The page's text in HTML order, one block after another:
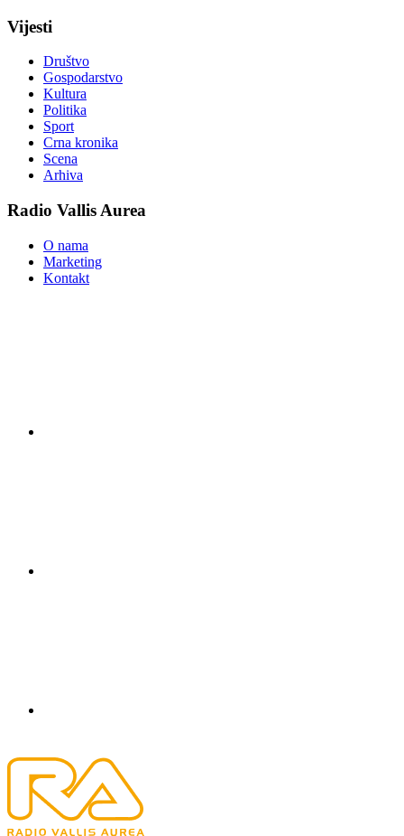
Vijesti
Društvo
Gospodarstvo
Kultura
Politika
Sport
Crna kronika
Scena
Arhiva
Radio Vallis Aurea
O nama
Marketing
Kontakt